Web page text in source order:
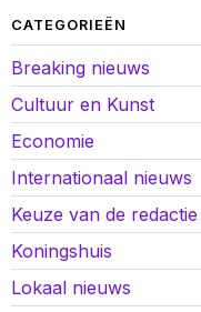
CATEGORIEËN
Breaking nieuws
Cultuur en Kunst
Economie
Internationaal nieuws
Keuze van de redactie
Koningshuis
Lokaal nieuws